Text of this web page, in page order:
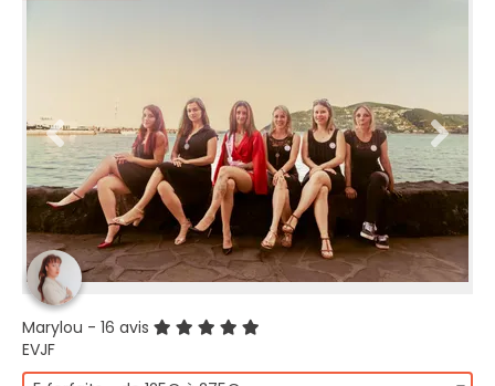
Marylou - 16 avis
EVJF